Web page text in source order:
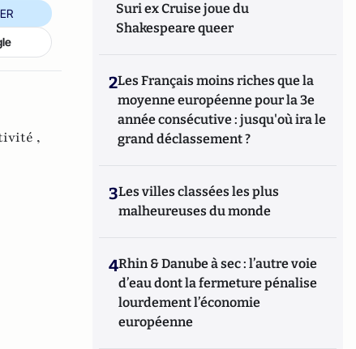
,
Suri ex Cruise joue du
Shakespeare queer
2Les Français moins riches que la
moyenne européenne pour la 3e
année consécutive : jusqu'où ira le
grand déclassement ?
3Les villes classées les plus
malheureuses du monde
4Rhin & Danube à sec : l’autre voie
d’eau dont la fermeture pénalise
lourdement l’économie
européenne